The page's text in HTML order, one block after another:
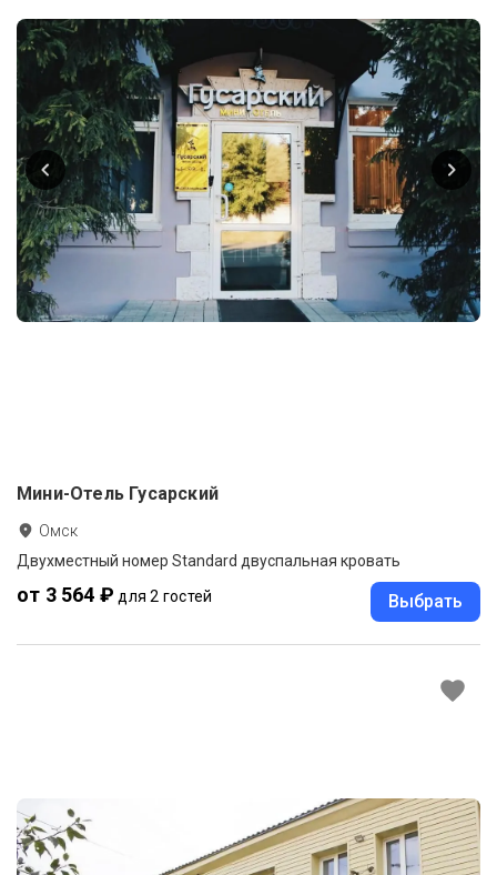
Мини-Отель Гусарский
Омск
Двухместный номер Standard двуспальная кровать
от 3 564 ₽ для 2 гостей Выбрать